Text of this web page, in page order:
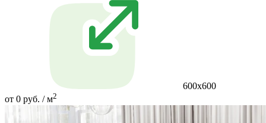
600х600
от 0 руб. / м2